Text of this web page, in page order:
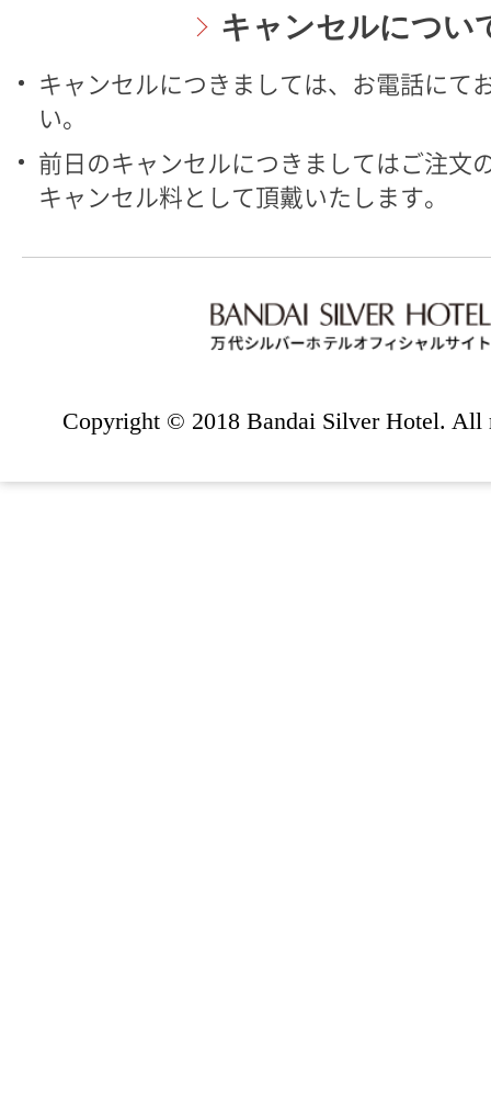
キャンセルについ
キャンセルにつきましては、お電話にて
い。
前日のキャンセルにつきましてはご注文
キャンセル料として頂戴いたします。
Copyright © 2018 Bandai Silver Hotel. All